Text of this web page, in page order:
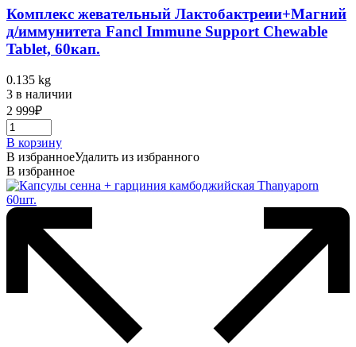
Комплекс жевательный Лактобактреии+Магний
д/иммунитета Fancl Immune Support Chewable
Tablet, 60кап.
0.135 kg
3 в наличии
2 999₽
В корзину
В избранноеУдалить из избранного
В избранное